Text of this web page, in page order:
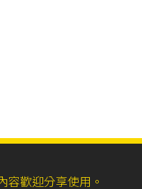
歡迎分享使用。